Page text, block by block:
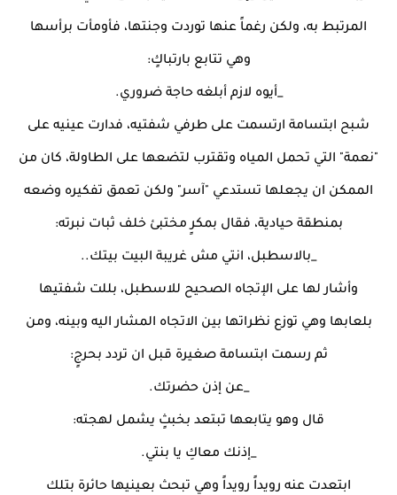
المرتبط به، ولكن رغماً عنها توردت وجنتها، فأومأت برأسها
وهي تتابع بارتباكٍ:
_أيوه لازم أبلغه حاجة ضروري.
شبح ابتسامة ارتسمت على طرفي شفتيه، فدارت عينيه على
"نعمة" التي تحمل المياه وتقترب لتضعها على الطاولة، كان من
الممكن ان يجعلها تستدعي "آسر" ولكن تعمق تفكيره وضعه
بمنطقة حيادية، فقال بمكرٍ مختبئ خلف ثبات نبرته:
_بالاسطبل، انتي مش غريبة البيت بيتك..
وأشار لها على الإتجاه الصحيح للاسطبل، بللت شفتيها
بلعابها وهي توزع نظراتها بين الاتجاه المشار اليه وبينه، ومن
ثم رسمت ابتسامة صغيرة قبل ان تردد بحرجٍ:
_عن إذن حضرتك.
قال وهو يتابعها تبتعد بخبثٍ يشمل لهجته:
_إذنك معاكِ يا بنتي.
ابتعدت عنه رويداً رويداً وهي تبحث بعينيها حائرة بتلك